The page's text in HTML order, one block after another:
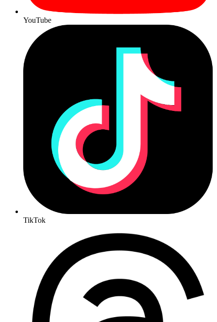
YouTube
TikTok